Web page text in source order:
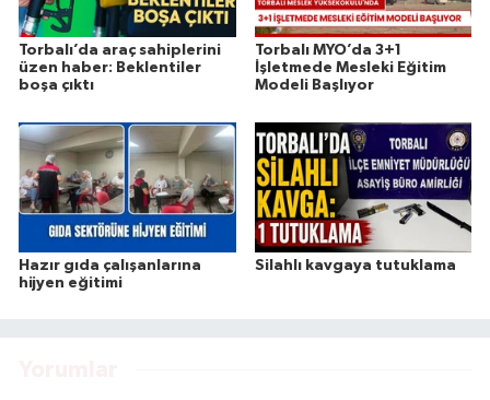
Torbalı’da araç sahiplerini
üzen haber: Beklentiler
boşa çıktı
Torbalı MYO’da 3+1
İşletmede Mesleki Eğitim
Modeli Başlıyor
Hazır gıda çalışanlarına
hijyen eğitimi
Silahlı kavgaya tutuklama